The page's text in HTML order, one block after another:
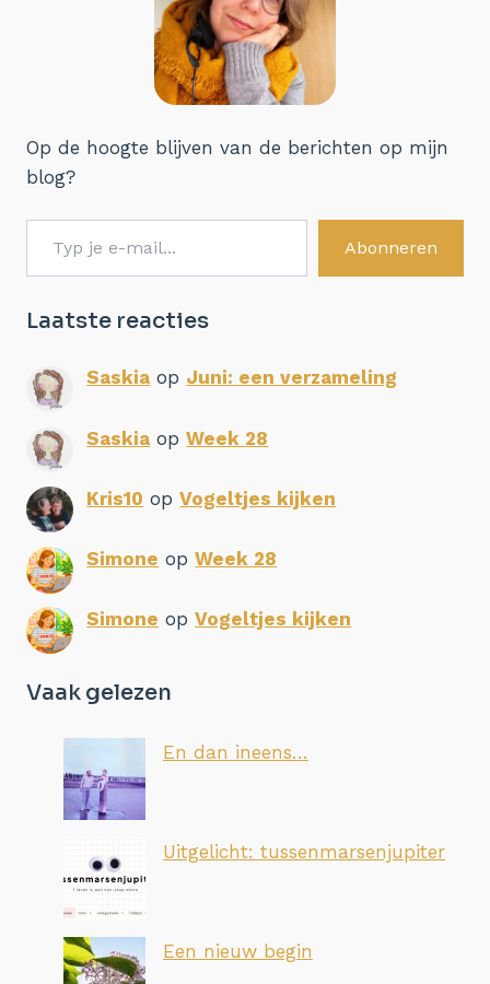
Op de hoogte blijven van de berichten op mijn
blog?
Typ je e-mail...
Abonneren
Laatste reacties
Saskia op Juni: een verzameling
Saskia opWeek 28
Kris10 opVogeltjes kijken
Simone opWeek 28
Simone opVogeltjes kijken
Vaak gelezen
En dan ineens…
Uitgelicht: tussenmarsenjupiter
Een nieuw begin